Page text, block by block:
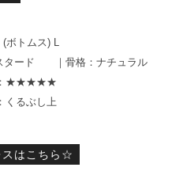
トムス) L
タード ｜骨格：ナチュラル
：★★★★★
るぶし上
スはこちら☆